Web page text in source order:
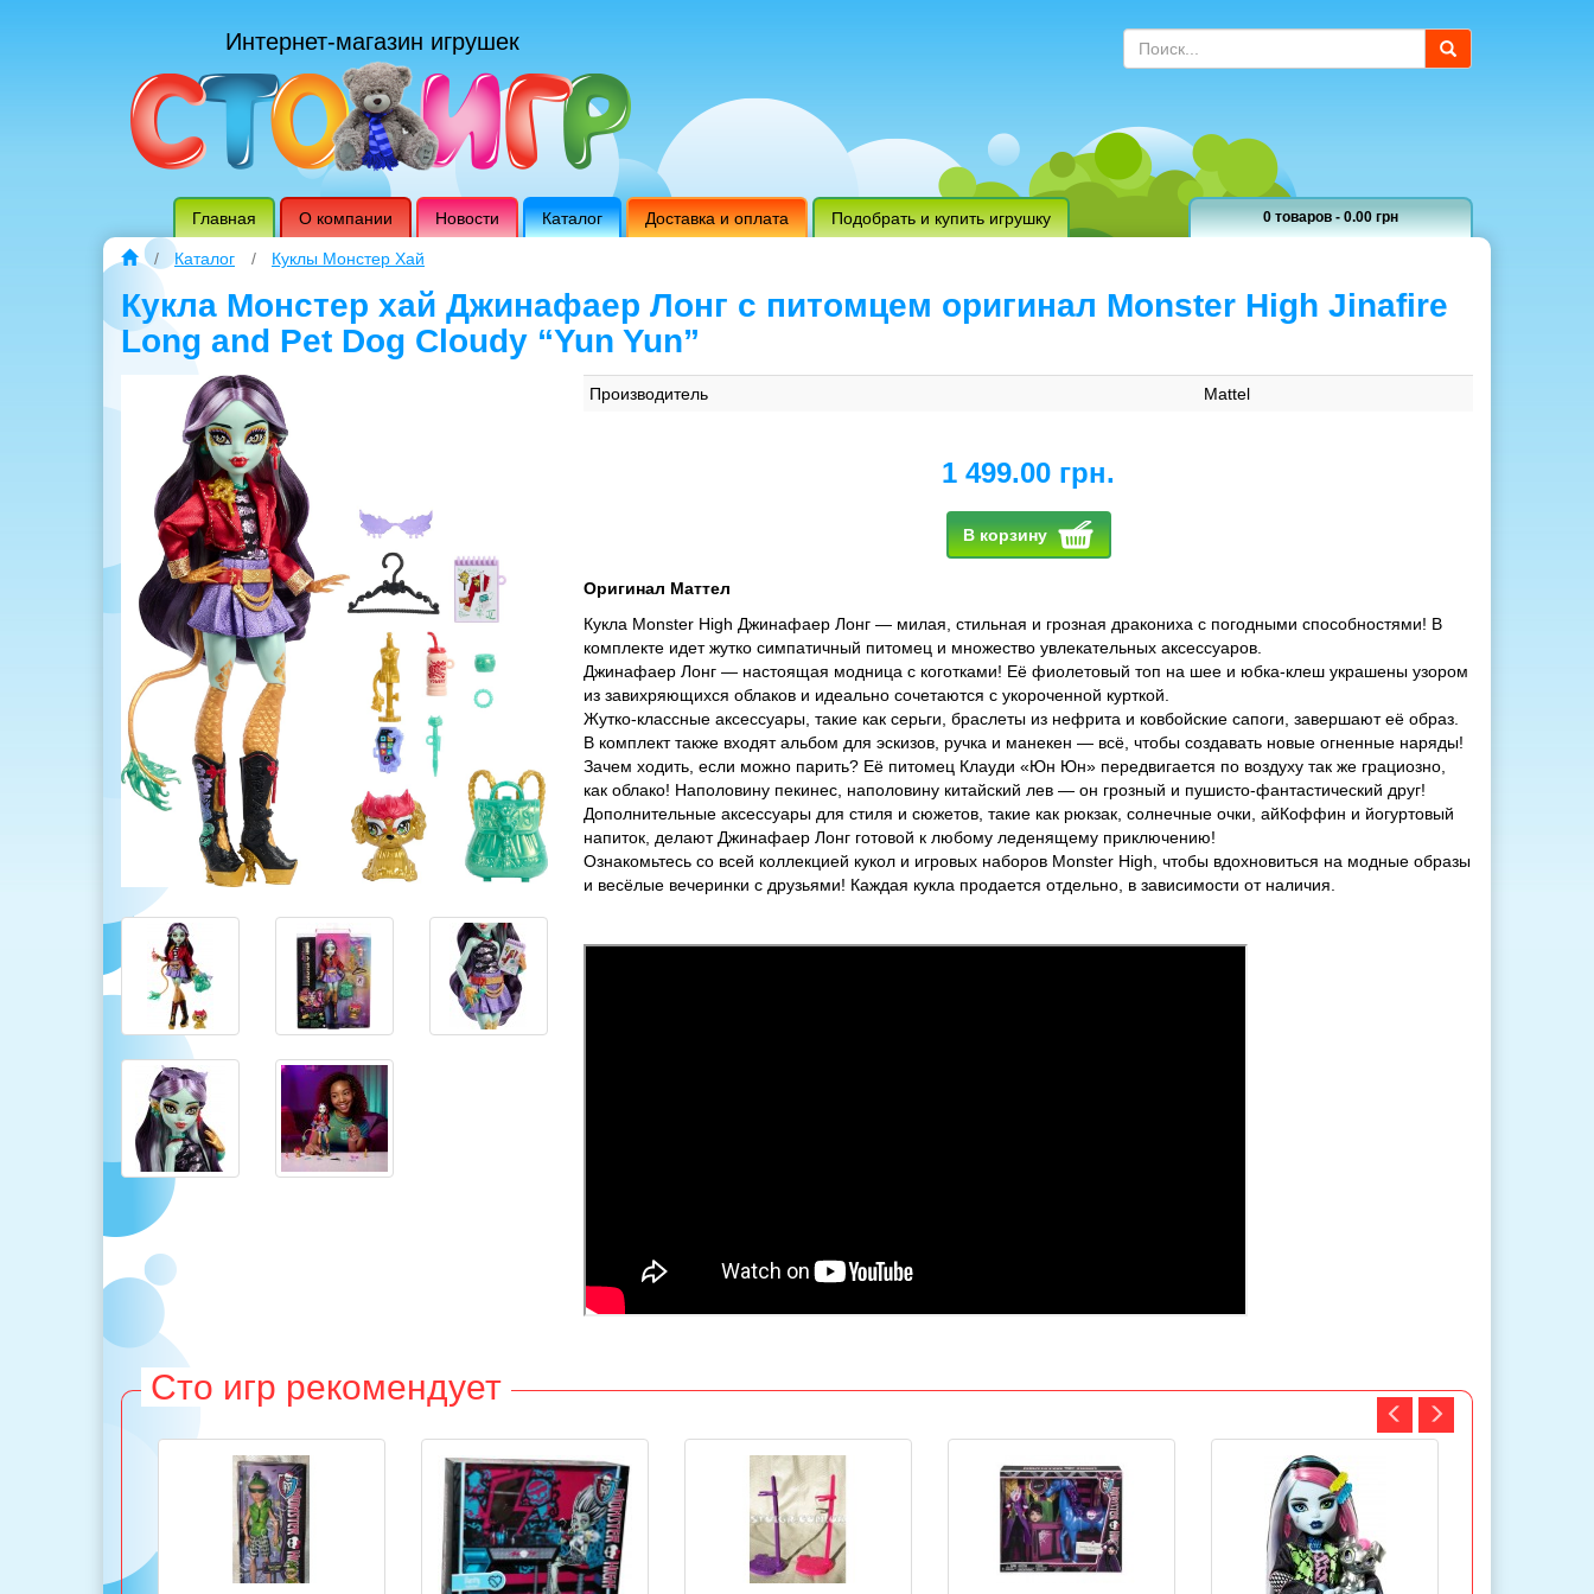
Интернет-магазин игрушек
Главная О компании Новости Каталог Доставка и оплата Подобрать и купить игрушку 0 товаров - 0.00 грн
Каталог Куклы Монстер Хай
Кукла Монстер хай Джинафаер Лонг с питомцем оригинал Monster High Jinafire
Long and Pet Dog Cloudy “Yun Yun”
Производитель Mattel
1 499.00 грн.
В корзину
Оригинал Маттел
Кукла Monster High Джинафаер Лонг — милая, стильная и грозная дракониха с погодными способностями! В
комплекте идет жутко симпатичный питомец и множество увлекательных аксессуаров.
Джинафаер Лонг — настоящая модница с коготками! Её фиолетовый топ на шее и юбка-клеш украшены узором
из завихряющихся облаков и идеально сочетаются с укороченной курткой.
Жутко-классные аксессуары, такие как серьги, браслеты из нефрита и ковбойские сапоги, завершают её образ.
В комплект также входят альбом для эскизов, ручка и манекен — всё, чтобы создавать новые огненные наряды!
Зачем ходить, если можно парить? Её питомец Клауди «Юн Юн» передвигается по воздуху так же грациозно,
как облако! Наполовину пекинес, наполовину китайский лев — он грозный и пушисто-фантастический друг!
Дополнительные аксессуары для стиля и сюжетов, такие как рюкзак, солнечные очки, айКоффин и йогуртовый
напиток, делают Джинафаер Лонг готовой к любому леденящему приключению!
Ознакомьтесь со всей коллекцией кукол и игровых наборов Monster High, чтобы вдохновиться на модные образы
и весёлые вечеринки с друзьями! Каждая кукла продается отдельно, в зависимости от наличия.
Сто игр рекомендует